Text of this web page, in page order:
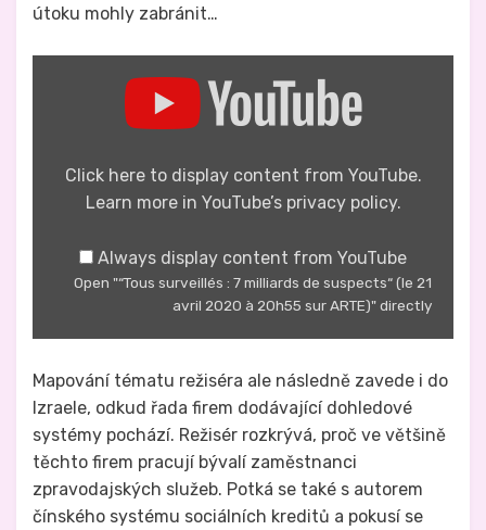
útoku mohly zabránit…
suspects"
ARTE)"
YouTube
Click here to display content from YouTube.
Learn more in YouTube’s privacy policy.
Always display content from YouTube
Open "“Tous surveillés : 7 milliards de suspects“ (le 21
avril 2020 à 20h55 sur ARTE)" directly
Mapování tématu režiséra ale následně zavede i do
Izraele, odkud řada firem dodávající dohledové
systémy pochází. Režisér rozkrývá, proč ve většině
těchto firem pracují bývalí zaměstnanci
zpravodajských služeb. Potká se také s autorem
čínského systému sociálních kreditů a pokusí se